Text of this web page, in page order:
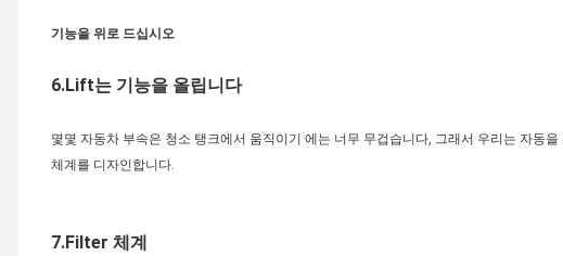
기능을 위로 드십시오
6.Lift는 기능을 올립니다
몇몇 자동차 부속은 청소 탱크에서 움직이기 에는 너무 무겁습니다, 그래서 우리는 자동
체계를 디자인합니다.
7.Filter 체계